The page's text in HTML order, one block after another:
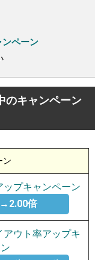
ンペーン
のキャンペーン
ン
ップキャンペーン
倍
ウト率アップキ